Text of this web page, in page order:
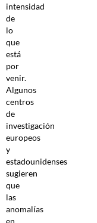
intensidad
de
lo
que
está
por
venir.
Algunos
centros
de
investigación
europeos
y
estadounidenses
sugieren
que
las
anomalías
en